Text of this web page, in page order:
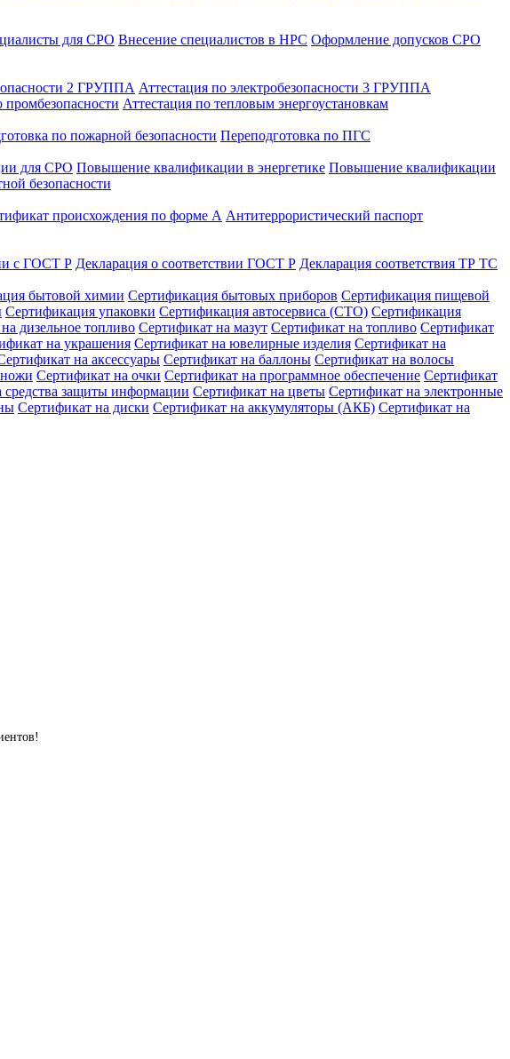
для СРО Внесение специалистов в НРС Оформление допусков СРО
2 ГРУППА Аттестация по электробезопасности 3 ГРУППА
промбезопасности Аттестация по тепловым энергоустановкам
по пожарной безопасности Переподготовка по ПГС
для СРО Повышение квалификации в энергетике Повышение квалификации
безопасности
происхождения по форме А Антитеррористический паспорт
с ГОСТ Р Декларация о соответствии ГОСТ Р Декларация соответствия ТР ТС
бытовой химии Сертификация бытовых приборов Сертификация пищевой
Сертификация упаковки Сертификация автосервиса (СТО) Сертификация
дизельное топливо Сертификат на мазут Сертификат на топливо Сертификат
на украшения Сертификат на ювелирные изделия Сертификат на
на аксессуары Сертификат на баллоны Сертификат на волосы
Сертификат на очки Сертификат на программное обеспечение Сертификат
средства защиты информации Сертификат на цветы Сертификат на электронные
Сертификат на диски Сертификат на аккумуляторы (АКБ) Сертификат на